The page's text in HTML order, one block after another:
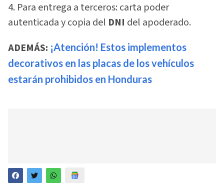
4. Para entrega a terceros: carta poder
autenticada y copia del DNI del apoderado.
ADEMÁS: ¡Atención! Estos implementos
decorativos en las placas de los vehículos
estarán prohibidos en Honduras